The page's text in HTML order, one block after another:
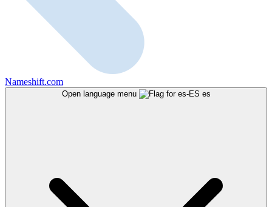
Nameshift.com
Open language menu es